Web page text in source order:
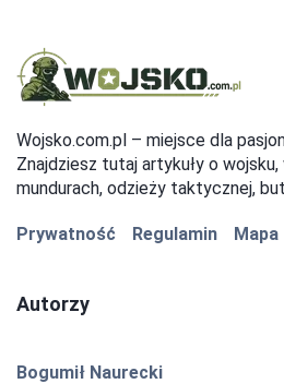
Wojsko.com.pl – miejsce dla
Znajdziesz tutaj artykuły o wojsku,
mundurach, odzieży taktycznej,
Prywatność Regulamin Mapa
Autorzy
Bogumił Naurecki